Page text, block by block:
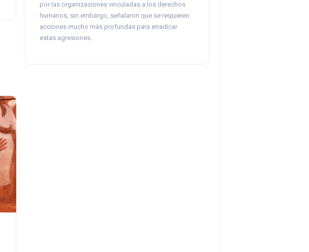
por las organizaciones vinculadas a los derechos
humanos, sin embargo, señalaron que se requieren
acciones mucho más profundas para erradicar
estas agresiones.